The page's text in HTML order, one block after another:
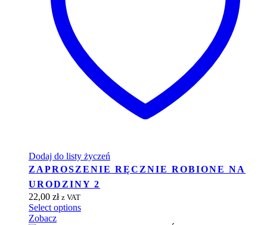
Dodaj do listy życzeń
ZAPROSZENIE RĘCZNIE ROBIONE NA
URODZINY 2
22,00 zł z VAT
Select options
Zobacz